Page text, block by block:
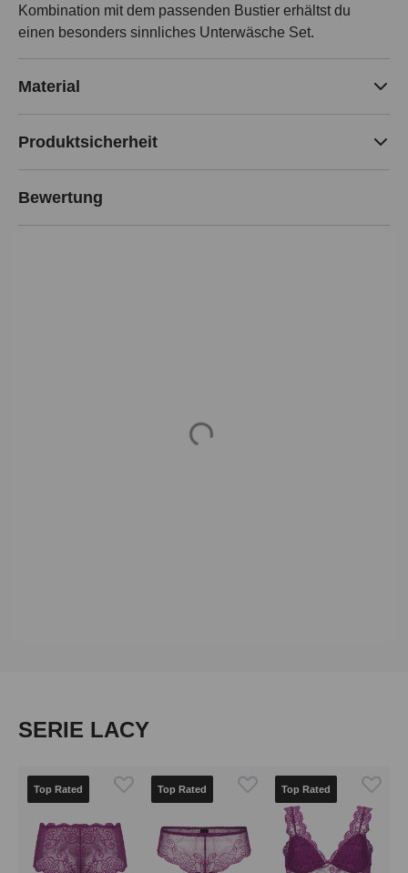
Kombination mit dem passenden Bustier erhältst du
einen besonders sinnliches Unterwäsche Set.
Material
Produktsicherheit
Bewertung
Loading...
Produktgalerie überspringen
SERIE LACY
Top Rated Top Rated Top Rated